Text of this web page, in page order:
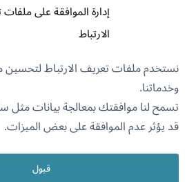
إدارة الموافقة على
الارتباط
نستخدم ملفات تعريف الارتباط لتحسين
وخدماتنا.
تسمح لنا موافقتك بمعالجة بيانات
قد يؤثر عدم الموافقة على بعض الميزات.
قبول
© 2026
Limited
عن WPML
سياسة GDPR والخصوصية
انضم إلى فريقنا
في
في
نافذة
في
نافذة